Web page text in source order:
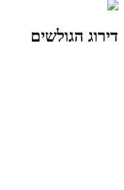
דירוג הגולשים